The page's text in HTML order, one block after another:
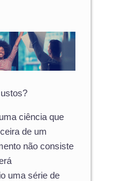
ciência que
de um
não consiste
uma série de